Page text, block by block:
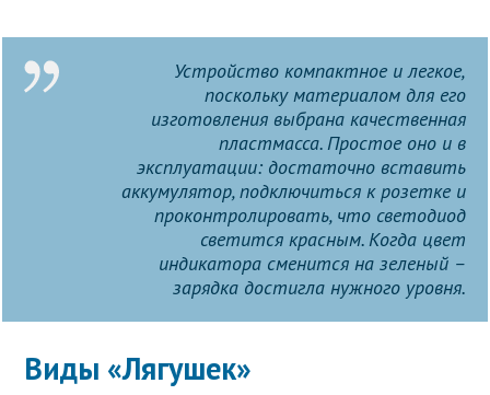
Устройство компактное и легкое,
поскольку материалом для его
изготовления выбрана качественная
пластмасса. Простое оно и в
эксплуатации: достаточно вставить
аккумулятор, подключиться к розетке и
проконтролировать, что светодиод
светится красным. Когда цвет
индикатора сменится на зеленый –
зарядка достигла нужного уровня.
Виды «Лягушек»